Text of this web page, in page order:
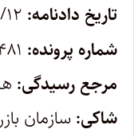
تاریخ دادنامه:
شماره پرونده:
مرجع رسیدگی:
شاکی: سازمان